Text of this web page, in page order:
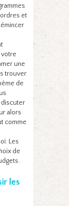
et
émincer
votre
une
trouver
de
discuter
alors
comme
Les
de
les